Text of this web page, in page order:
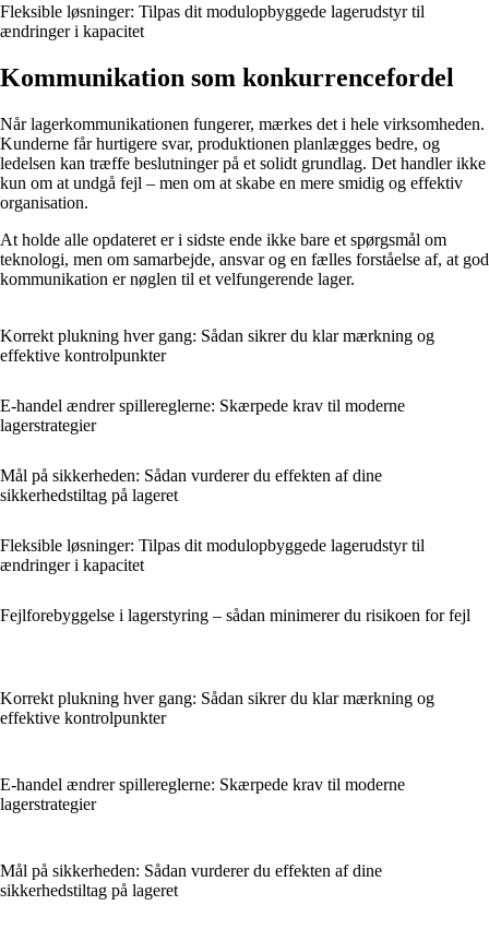
Fleksible løsninger: Tilpas dit modulopbyggede lagerudstyr til
ændringer i kapacitet
Kommunikation som konkurrencefordel
Når lagerkommunikationen fungerer, mærkes det i hele virksomheden.
Kunderne får hurtigere svar, produktionen planlægges bedre, og
ledelsen kan træffe beslutninger på et solidt grundlag. Det handler ikke
kun om at undgå fejl – men om at skabe en mere smidig og effektiv
organisation.
At holde alle opdateret er i sidste ende ikke bare et spørgsmål om
teknologi, men om samarbejde, ansvar og en fælles forståelse af, at god
kommunikation er nøglen til et velfungerende lager.
Korrekt plukning hver gang: Sådan sikrer du klar mærkning og
effektive kontrolpunkter
E-handel ændrer spillereglerne: Skærpede krav til moderne
lagerstrategier
Mål på sikkerheden: Sådan vurderer du effekten af dine
sikkerhedstiltag på lageret
Fleksible løsninger: Tilpas dit modulopbyggede lagerudstyr til
ændringer i kapacitet
Fejlforebyggelse i lagerstyring – sådan minimerer du risikoen for fejl
Korrekt plukning hver gang: Sådan sikrer du klar mærkning og
effektive kontrolpunkter
E-handel ændrer spillereglerne: Skærpede krav til moderne
lagerstrategier
Mål på sikkerheden: Sådan vurderer du effekten af dine
sikkerhedstiltag på lageret